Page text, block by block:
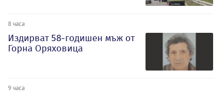
8 часа
Издирват 58-годишен мъж от
Горна Оряховица
9 часа